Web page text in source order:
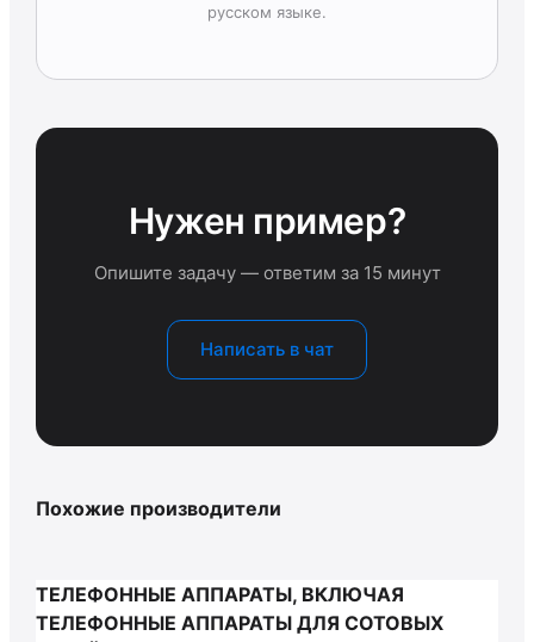
русском языке.
Нужен пример?
Опишите задачу — ответим за 15 минут
Написать в чат
Похожие производители
ТЕЛЕФОННЫЕ АППАРАТЫ, ВКЛЮЧАЯ
ТЕЛЕФОННЫЕ АППАРАТЫ ДЛЯ СОТОВЫХ